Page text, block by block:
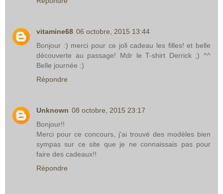
vitamine68 06 octobre, 2015 13:44
Bonjour :) merci pour ce joli cadeau les filles! et belle
découverte au passage! Mdr le T-shirt Derrick ;) ^^
Belle journée :)
Répondre
Unknown 08 octobre, 2015 23:17
Bonjour!!
Merci pour ce concours, j'ai trouvé des modèles bien
sympas sur ce site que je ne connaissais pas pour
faire des cadeaux!!
Répondre